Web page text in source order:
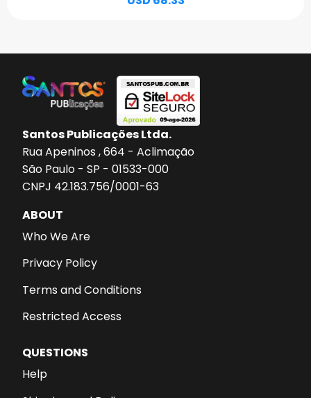
Santos Publicações Ltda.
Rua Apeninos , 664 - Aclimação
São Paulo - SP - 01533-000
CNPJ 42.183.756/0001-63
ABOUT
Who We Are
Privacy Policy
Terms and Conditions
Restricted Access
QUESTIONS
Help